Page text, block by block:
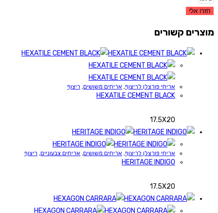
חזרו אלי
מוצרים קשורים
אריחי פורצלן לריצוף, אריחים משושים, ריצוף
HEXATILE CEMENT BLACK
17.5X20
אריחי פורצלן לריצוף, אריחים משושים, אריחים צבעוניים, ריצוף
HERITAGE INDIGO
17.5X20